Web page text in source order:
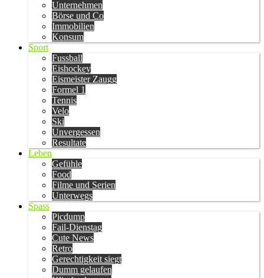
Unternehmen
Börse und Co
Immobilien
Konsum
Sport
Fussball
Eishockey
Eismeister Zaugg
Formel 1
Tennis
Velo
Ski
Unvergessen
Resultate
Leben
Gefühle
Food
Filme und Serien
Unterwegs
Spass
Picdump
Fail-Dienstag
Cute News
Retro
Gerechtigkeit siegt
Dumm gelaufen